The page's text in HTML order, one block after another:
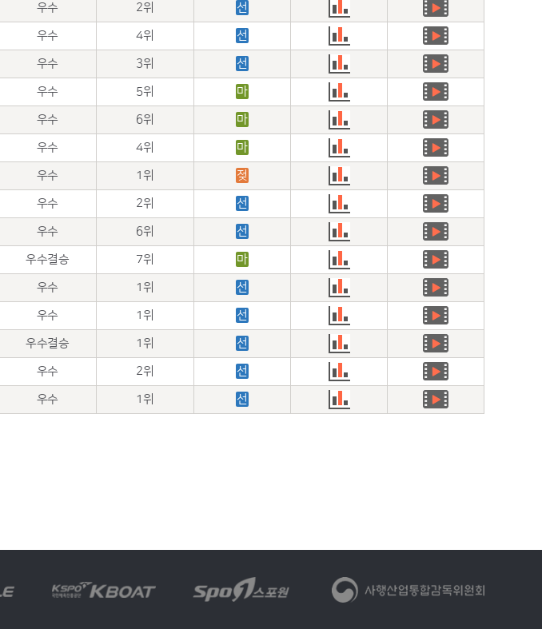
우수 2위 선
우수 4위 선
우수 3위 선
우수 5위 마
우수 6위 마
우수 4위 마
우수 1위 젖
우수 2위 선
우수 6위 선
우수결승 7위 마
우수 1위 선
우수 1위 선
우수결승 1위 선
우수 2위 선
우수 1위 선